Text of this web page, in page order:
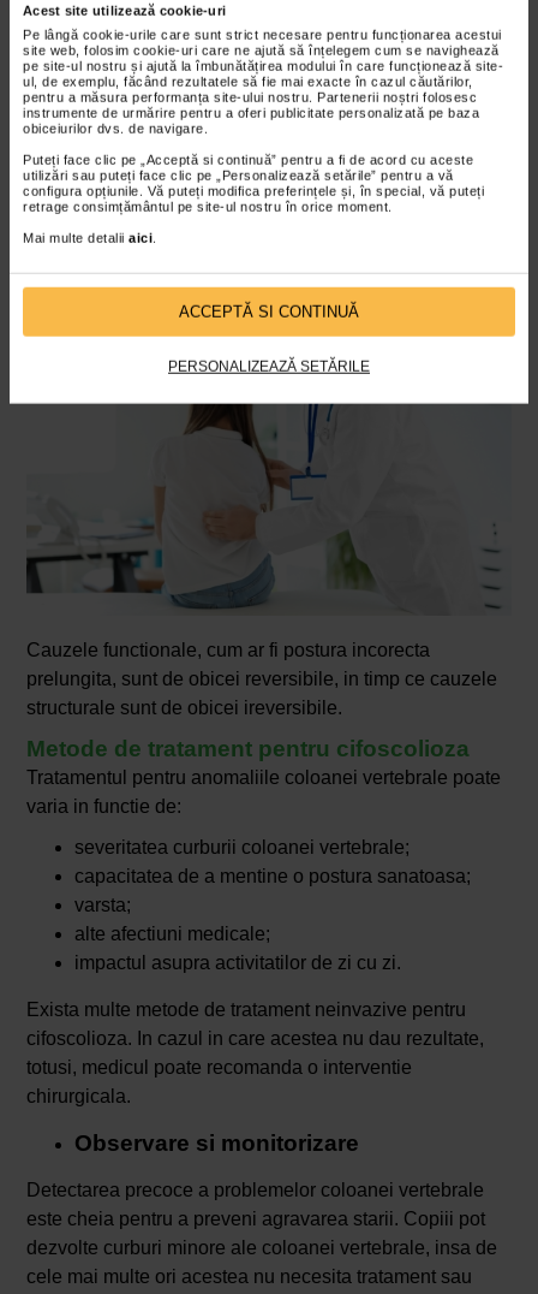
Acest site utilizează cookie-uri
Pe lângă cookie-urile care sunt strict necesare pentru funcționarea acestui
site web, folosim cookie-uri care ne ajută să înțelegem cum se navighează
pe site-ul nostru și ajută la îmbunătățirea modului în care funcționează site-
ul, de exemplu, făcând rezultatele să fie mai exacte în cazul căutărilor,
pentru a măsura performanța site-ului nostru. Partenerii noștri folosesc
instrumente de urmărire pentru a oferi publicitate personalizată pe baza
obiceiurilor dvs. de navigare.
Puteți face clic pe „Acceptă si continuă” pentru a fi de acord cu aceste
utilizări sau puteți face clic pe „Personalizează setările” pentru a vă
configura opțiunile. Vă puteți modifica preferințele și, în special, vă puteți
retrage consimțământul pe site-ul nostru în orice moment.
Mai multe detalii aici.
ACCEPTĂ SI CONTINUĂ
PERSONALIZEAZĂ SETĂRILE
sau congenitale. Aceste cauze sunt:
modificarile degenerative;
leziunile prin suprasolicitare;
complicatiile aparute dupa o interventie
o boala inflamatorie;
problemele congenitale precum malformatia sau
segmentarea coloanei vertebrale inainte de
Cauzele functionale, cum ar fi postura incorecta
prelungita, sunt de obicei reversibile, in timp ce cauzele
structurale sunt de obicei ireversibile.
Metode de tratament pentru cifoscolioza
Tratamentul pentru anomaliile coloanei vertebrale poate
varia in functie de:
severitatea curburii coloanei vertebrale;
capacitatea de a mentine o postura sanatoasa;
varsta;
alte afectiuni medicale;
impactul asupra activitatilor de zi cu zi.
Exista multe metode de tratament neinvazive pentru
cifoscolioza. In cazul in care acestea nu dau rezultate,
totusi, medicul poate recomanda o interventie
chirurgicala.
Observare si monitorizare
Detectarea precoce a problemelor coloanei vertebrale
este cheia pentru a preveni agravarea starii. Copiii pot
dezvolte curburi minore ale coloanei vertebrale, insa de
cele mai multe ori acestea nu necesita tratament sau